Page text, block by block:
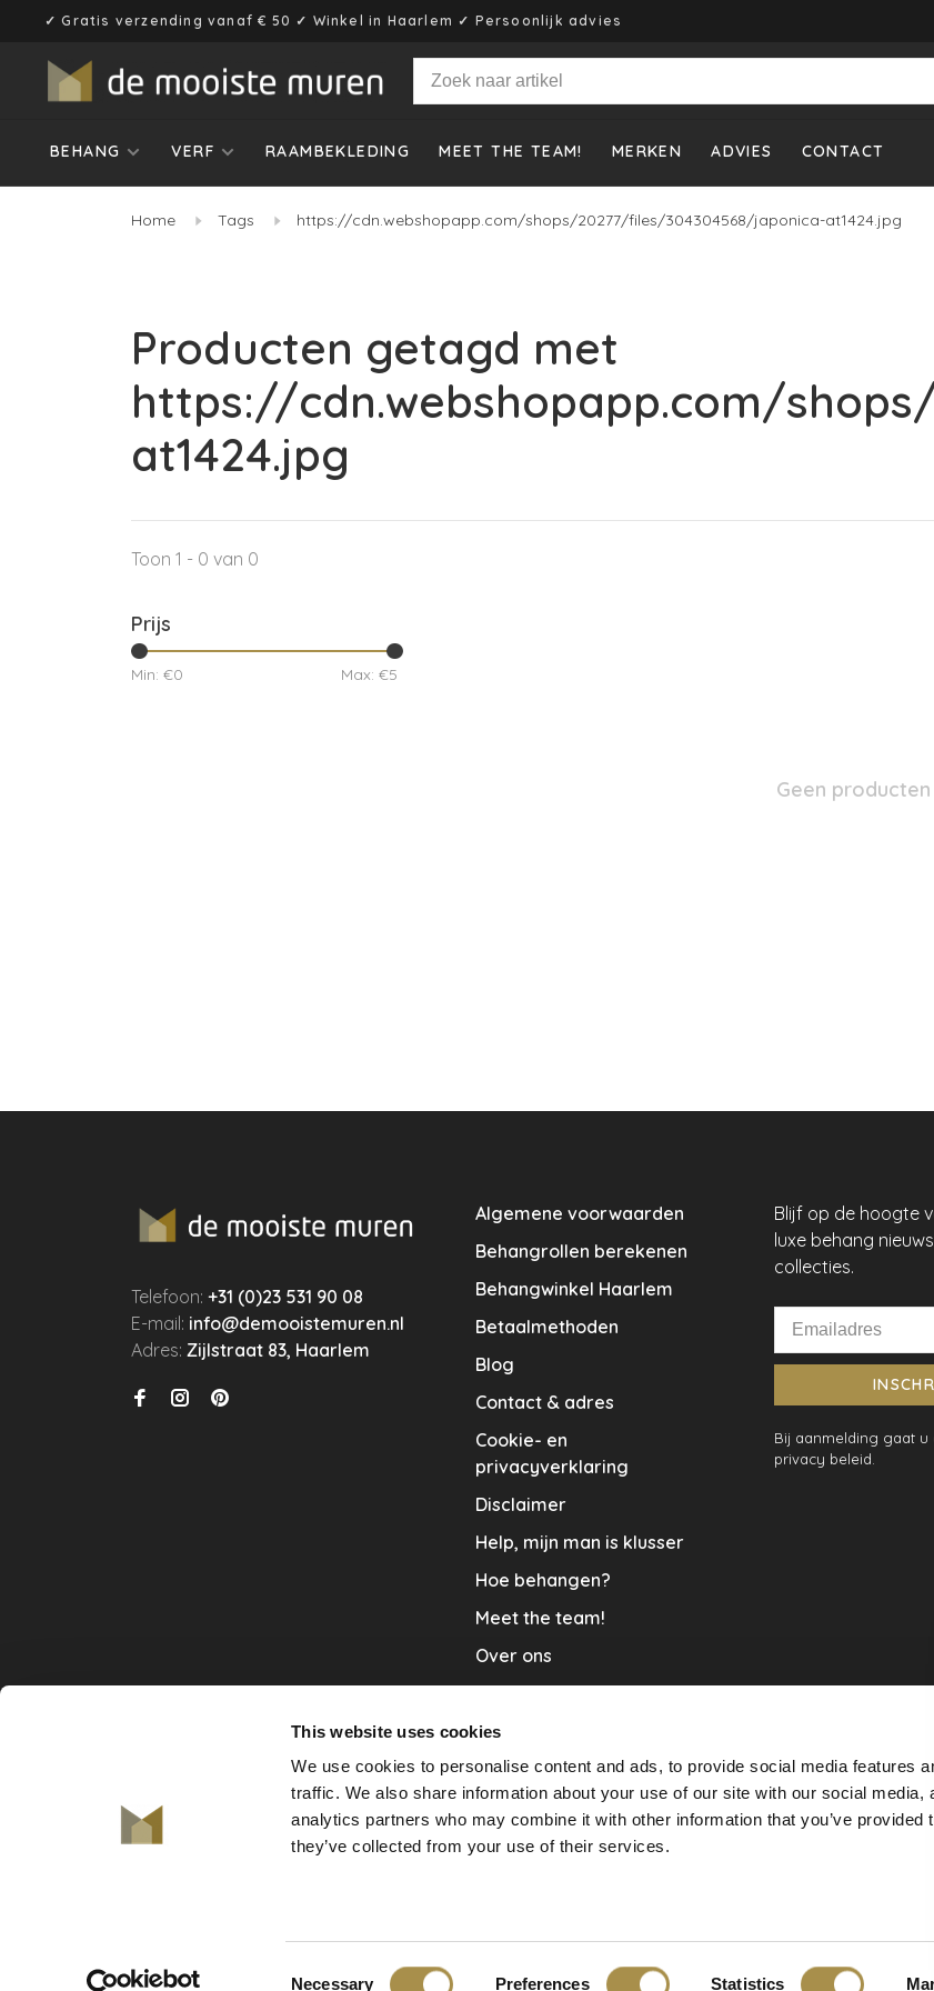
This website uses cookies
We use cookies to personalise content and ads, to provide social media features
traffic. We also share information about your use of our site with our social media,
analytics partners who may combine it with other information that you’ve provided
they’ve collected from your use of their services.
Necessary Preferences Statistics
✓ Gratis verzending vanaf € 50 ✓ Winkel in Haarlem ✓ Persoonlijk advies
BEHANG VERF RAAMBEKLEDING MEET THE TEAM! MERKEN ADVIES CONTACT
Home Tags https://cdn.webshopapp.com/shops/20277/files/304304568/japonica-at1424.jpg
Producten getagd met
https://cdn.webshopapp.com/
at1424.jpg
Toon 1 - 0 van 0
Prijs
Min: €0 Max: €5
Geen
Telefoon:+31 (0)23 531 90 08
E-mail: info@demooistemuren.nl
Adres:Zijlstraat 83, Haarlem
Algemene voorwaarden
Behangrollen berekenen
Behangwinkel Haarlem
Betaalmethoden
Blog
Contact & adres
Cookie- en
privacyverklaring
Disclaimer
Help, mijn man is klusser
Hoe behangen?
Meet the team!
Over ons
Traplopers en vloerkleden
Vacature
Verzending & Retour
Blijf op de hoogte
luxe behang
collecties.
Bij aanmelding gaat
privacy beleid.
-De Mooiste Muren scores a out of130 klantbeoordelingen atThe Feedback